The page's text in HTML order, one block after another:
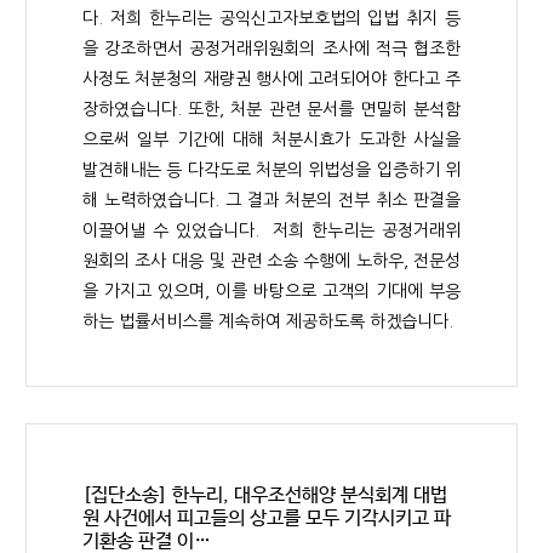
다. 저희 한누리는 공익신고자보호법의 입법 취지 등
을 강조하면서 공정거래위원회의 조사에 적극 협조한
사정도 처분청의 재량권 행사에 고려되어야 한다고 주
장하였습니다. 또한, 처분 관련 문서를 면밀히 분석함
으로써 일부 기간에 대해 처분시효가 도과한 사실을
발견해내는 등 다각도로 처분의 위법성을 입증하기 위
해 노력하였습니다. 그 결과 처분의 전부 취소 판결을
이끌어낼 수 있었습니다. 저희 한누리는 공정거래위
원회의 조사 대응 및 관련 소송 수행에 노하우, 전문성
을 가지고 있으며, 이를 바탕으로 고객의 기대에 부응
하는 법률서비스를 계속하여 제공하도록 하겠습니다.
[집단소송] 한누리, 대우조선해양 분식회계 대법
원 사건에서 피고들의 상고를 모두 기각시키고 파
기환송 판결 이…